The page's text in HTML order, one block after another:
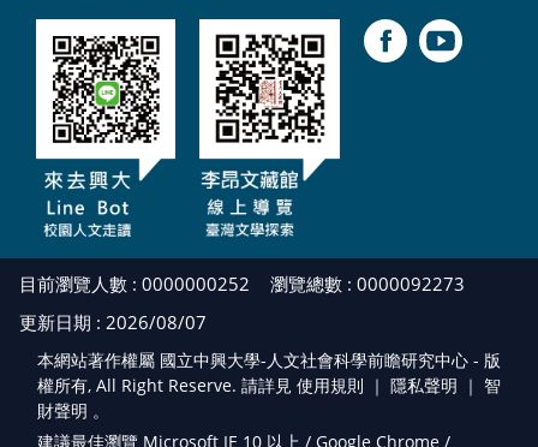
目前瀏覽人數 : 0000000252
瀏覽總數 : 0000092273
更新日期 : 2026/08/07
本網站著作權屬 國立中興大學-人文社會科學前瞻研究中心 - 版
權所有, All Right Reserve. 請詳見 使用規則 ｜ 隱私聲明 ｜ 智
財聲明 。
建議最佳瀏覽 Microsoft IE 10 以上 / Google Chrome /